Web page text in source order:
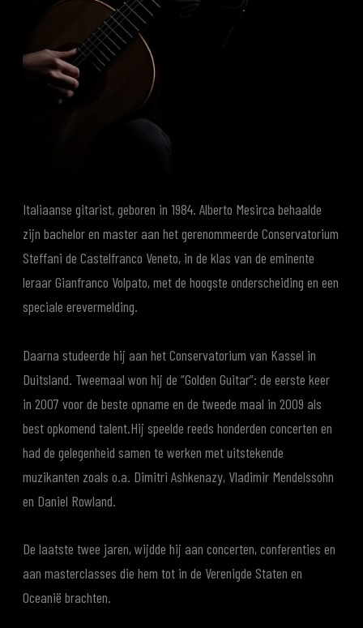
Italiaanse gitarist, geboren in 1984. Alberto Mesirca behaalde
zijn bachelor en master aan het gerenommeerde Conservatorium
Steffani de Castelfranco Veneto, in de klas van de eminente
leraar Gianfranco Volpato, met de hoogste onderscheiding en een
speciale erevermelding.
Daarna studeerde hij aan het Conservatorium van Kassel in
Duitsland. Tweemaal won hij de “Golden Guitar”: de eerste keer
in 2007 voor de beste opname en de tweede maal in 2009 als
best opkomend talent.Hij speelde reeds honderden concerten en
had de gelegenheid samen te werken met uitstekende
muzikanten zoals o.a. Dimitri Ashkenazy, Vladimir Mendelssohn
en Daniel Rowland.
De laatste twee jaren, wijdde hij aan concerten, conferenties en
aan masterclasses die hem tot in de Verenigde Staten en
Oceanië brachten.